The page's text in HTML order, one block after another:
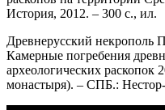
История, 2012. – 300 с., ил.
Древнерусский некрополь
Камерные погребения
археологических раскопок
монастыря). – СПБ.: